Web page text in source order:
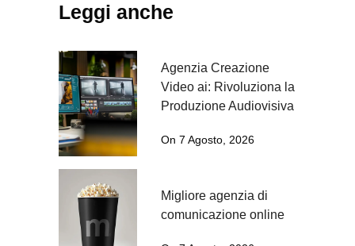
Leggi anche
Agenzia Creazione
Video ai: Rivoluziona la
Produzione Audiovisiva
On 7 Agosto, 2026
Migliore agenzia di
comunicazione online